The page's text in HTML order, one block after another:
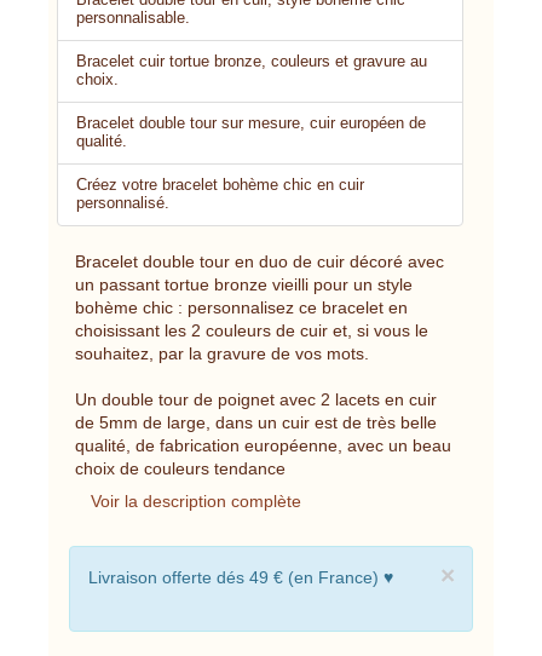
personnalisable.
Bracelet cuir tortue bronze, couleurs et gravure au
choix.
Bracelet double tour sur mesure, cuir européen de
qualité.
Créez votre bracelet bohème chic en cuir
personnalisé.
Bracelet double tour en duo de cuir décoré avec
un passant tortue bronze vieilli pour un style
bohème chic : personnalisez ce bracelet en
choisissant les 2 couleurs de cuir et, si vous le
souhaitez, par la gravure de vos mots.
Un double tour de poignet avec 2 lacets en cuir
de 5mm de large, dans un cuir est de très belle
qualité, de fabrication européenne, avec un beau
choix de couleurs tendance
Voir la description complète
×
Livraison offerte dés 49 € (en France) ♥